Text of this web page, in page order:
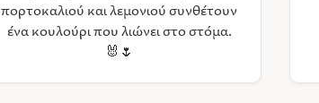
πορτοκαλιού και λεμονιού συνθέτουν
ένα κουλούρι που λιώνει στο στόμα.
🐰🌷